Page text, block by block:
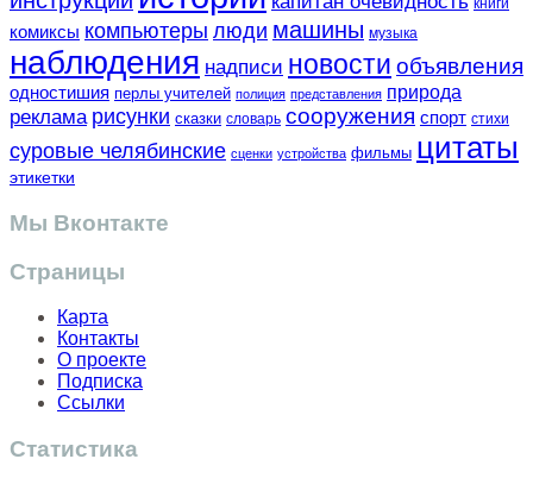
книги
комиксы компьютеры люди машины музыка
наблюдения надписи новости объявления
одностишия перлы учителей полиция представления природа
реклама рисунки сказки словарь сооружения спорт стихи
суровые челябинские сценки устройства фильмы цитаты
этикетки
Мы Вконтакте
Страницы
Карта
Контакты
О проекте
Подписка
Ссылки
Статистика